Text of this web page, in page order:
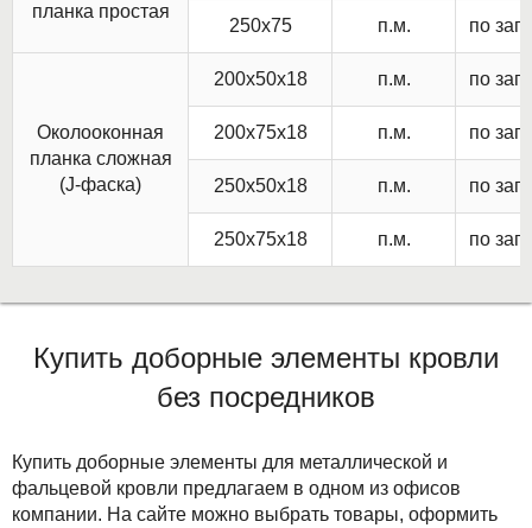
планка простая
250х75 п.м. по
Околооконная
планка сложная
(J-фаска)
200х50х18 п.м. по
200х75х18 п.м. по
250х50х18 п.м. по
250х75х18 п.м. по
Купить доборные элементы кровли
без посредников
Купить доборные элементы для металлической и
фальцевой кровли предлагаем в одном из офисов
компании. На сайте можно выбрать товары, оформить